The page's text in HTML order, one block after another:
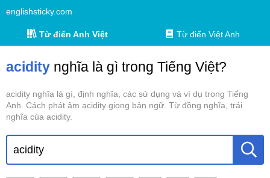
englishsticky.com
Từ điển Anh Việt Từ điển Việt Anh
acidity nghĩa là gì trong Tiếng Việt?
acidity nghĩa là gì, định nghĩa, các sử dụng và ví dụ trong Tiếng
Anh. Cách phát âm acidity giọng bản ngữ. Từ đồng nghĩa, trái
nghĩa của acidity.